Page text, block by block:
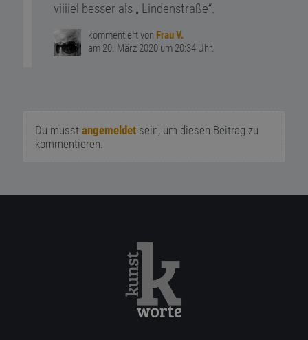
viiiiel besser als „ Lindenstraße“.
kommentiert von Frau V.
am 20. März 2020 um 20:34 Uhr.
Du musst angemeldetsein, um diesen Beitrag zu
kommentieren.